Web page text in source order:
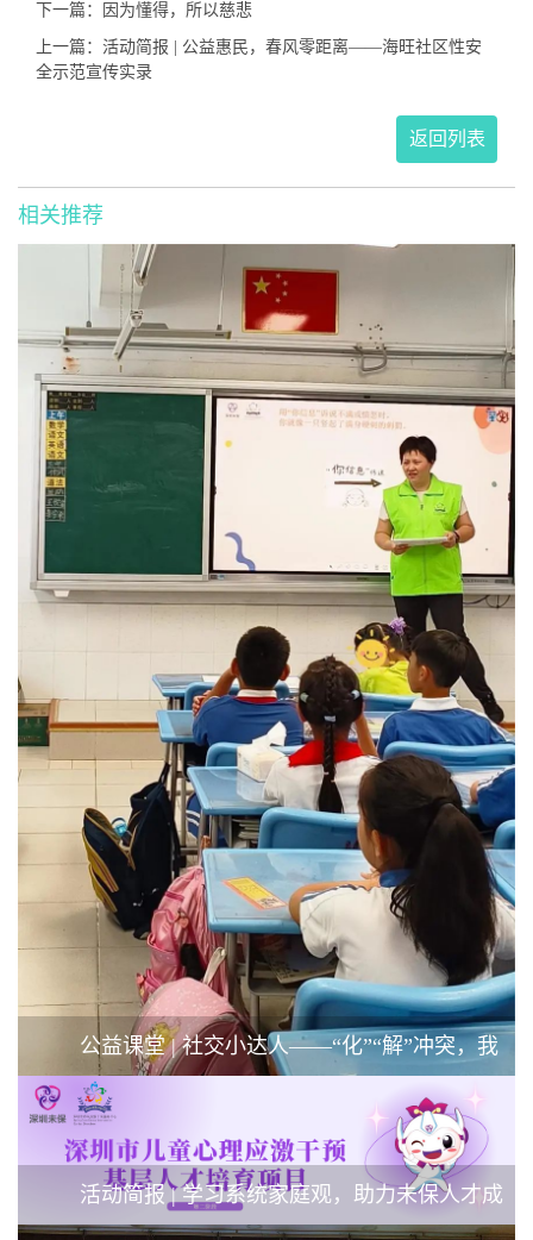
下一篇：因为懂得，所以慈悲
上一篇：活动简报 | 公益惠民，春风零距离——海旺社区性安
全示范宣传实录
返回列表
相关推荐
公益课堂 | 社交小达人——“化”“解”冲突，我
能行！
活动简报 | 学习系统家庭观，助力未保人才成